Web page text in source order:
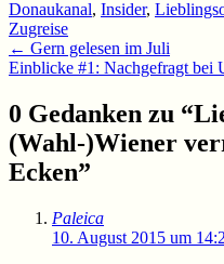
Donaukanal, Insider,
Zugreise
Beitragsnavigation
← Gern gelesen im Juli
Einblicke #1: Nachgefragt bei
0 Gedanken zu “
(Wahl-)Wiener
Ecken”
Paleica
10. August 2015 um